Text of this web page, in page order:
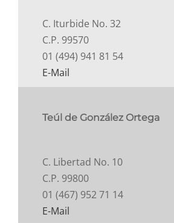
C. Iturbide No. 32
C.P. 99570
01 (494) 941 81 54
E-Mail
Teúl de González Ortega
C. Libertad No. 10
C.P. 99800
01 (467) 952 71 14
E-Mail